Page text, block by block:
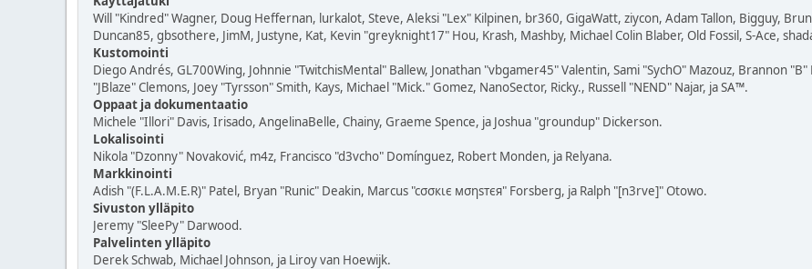
Will "Kindred" Wagner, Doug Heffernan, lurkalot, Steve, Aleksi "Lex" Kilpinen, br360, GigaWatt, ziycon, Adam Tallon, Bigguy,
Duncan85, gbsothere, JimM, Justyne, Kat, Kevin "greyknight17" Hou, Krash, Mashby, Michael Colin Blaber, Old Fossil, S-Ace,
Kustomointi
Diego Andrés, GL700Wing, Johnnie "TwitchisMental" Ballew, Jonathan "vbgamer45" Valentin, Sami "SychO" Mazouz, Brannon
"JBlaze" Clemons, Joey "Tyrsson" Smith, Kays, Michael "Mick." Gomez, NanoSector, Ricky., Russell "NEND" Najar, ja SA™.
Oppaat ja dokumentaatio
Michele "Illori" Davis, Irisado, AngelinaBelle, Chainy, Graeme Spence, ja Joshua "groundup" Dickerson.
Lokalisointi
Nikola "Dzonny" Novaković, m4z, Francisco "d3vcho" Domínguez, Robert Monden, ja Relyana.
Markkinointi
Adish "(F.L.A.M.E.R)" Patel, Bryan "Runic" Deakin, Marcus "cσσкιє мσηѕтєя" Forsberg, ja Ralph "[n3rve]" Otowo.
Sivuston ylläpito
Jeremy "SleePy" Darwood.
Palvelinten ylläpito
Derek Schwab, Michael Johnson, ja Liroy van Hoewijk.